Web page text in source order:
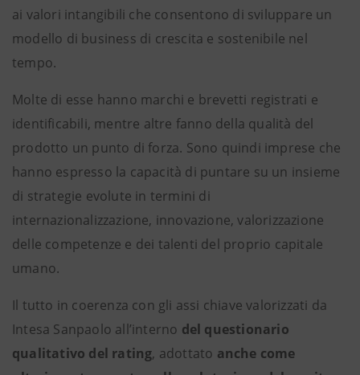
ai valori intangibili che consentono di sviluppare un
modello di business di crescita e sostenibile nel
tempo.
Molte di esse hanno marchi e brevetti registrati e
identificabili, mentre altre fanno della qualità del
prodotto un punto di forza. Sono quindi imprese che
hanno espresso la capacità di puntare su un insieme
di strategie evolute in termini di
internazionalizzazione, innovazione, valorizzazione
delle competenze e dei talenti del proprio capitale
umano.
Il tutto in coerenza con gli assi chiave valorizzati da
Intesa Sanpaolo all’interno del questionario
qualitativo del rating, adottato anche come